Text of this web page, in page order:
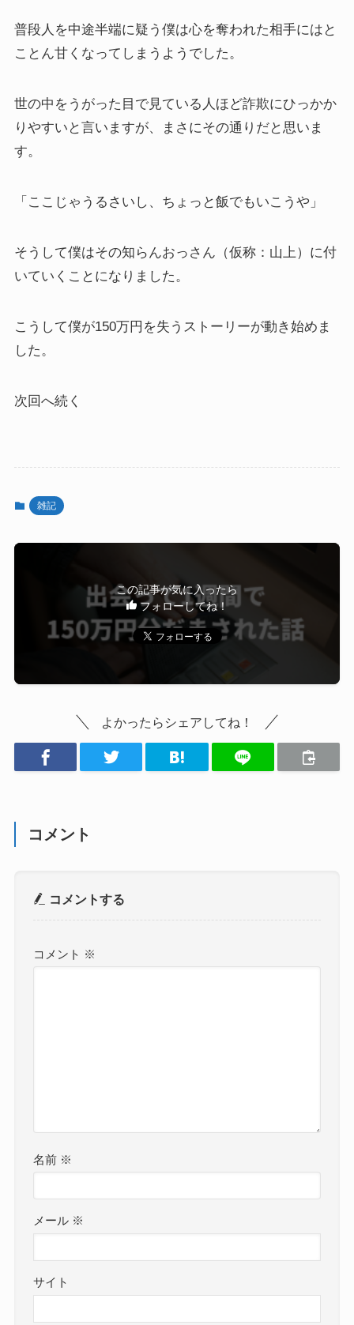
普段人を中途半端に疑う僕は心を奪われた相手にはと
ことん甘くなってしまうようでした。
世の中をうがった目で見ている人ほど詐欺にひっかか
りやすいと言いますが、まさにその通りだと思いま
す。
「ここじゃうるさいし、ちょっと飯でもいこうや」
そうして僕はその知らんおっさん（仮称：山上）に付
いていくことになりました。
こうして僕が150万円を失うストーリーが動き始めま
した。
次回へ続く
雑記
この記事が気に入ったら
フォローしてね！
よかったらシェアしてね！
コメント
コメントする
コメント ※
名前 ※
メール ※
サイト